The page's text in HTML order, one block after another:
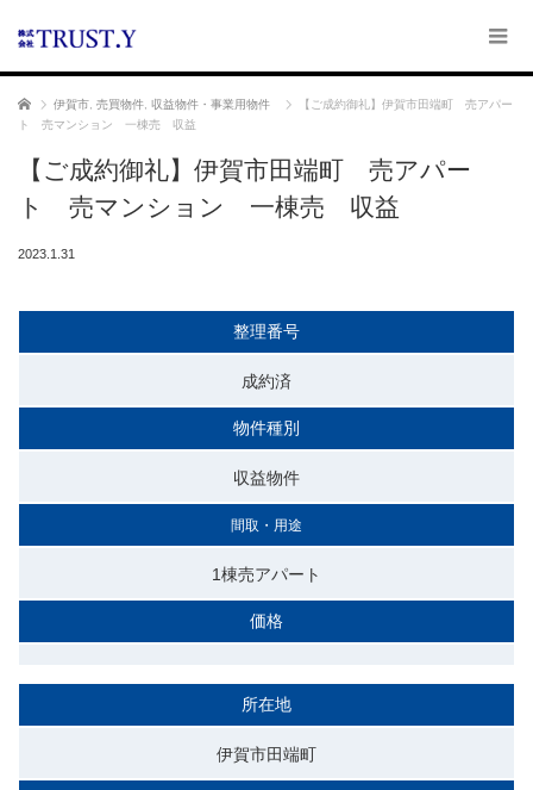
ホーム 伊賀市 売買物件 収益物件・事業用物件
【ご成約御礼】伊賀市田端町 売アパー
ト 売マンション 一棟売 収益
【ご成約御礼】伊賀市田端町 売アパー
ト 売マンション 一棟売 収益
2023.1.31
整理番号
成約済
物件種別
収益物件
間取・用途
1棟売アパート
価格
所在地
伊賀市田端町